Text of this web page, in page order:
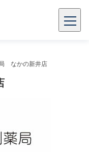
なかの新井店